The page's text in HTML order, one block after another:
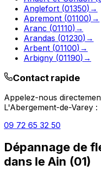
Anglefort (01350) →
Apremont (01100) →
Aranc (01110) →
Arandas (01230) →
Arbent (01100) →
Arbigny (01190) →
Contact rapide
Appelez-nous
L'Abergement-de-Varey :
09 72 65 32 50
Dépannage de
dans le Ain (01)